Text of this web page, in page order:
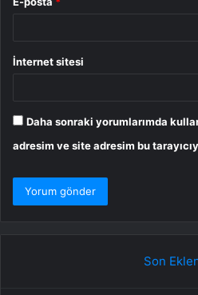
İnternet sitesi
Daha sonraki yorumlarımda
adresim ve site adresim bu
Son